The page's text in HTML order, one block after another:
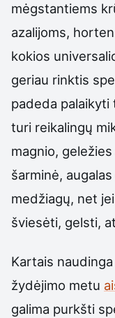
mėgstantiems
azalijoms,
kokios
geriau rinktis
padeda
turi reikalingų
magnio,
šarminė,
medžiagų, net
šviesėti, gelsti,
Kartais
žydėjimo metu
galima purkšti